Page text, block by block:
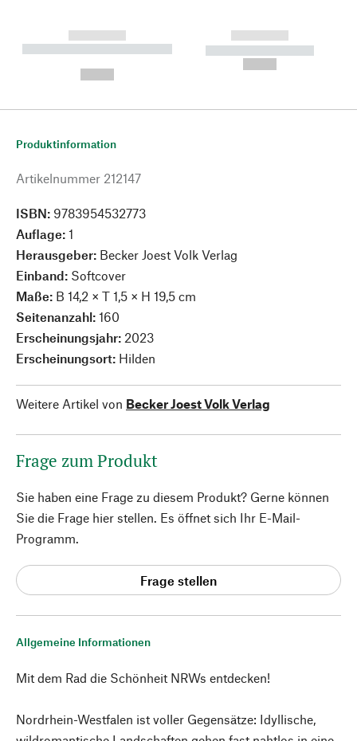
------------
----------- ----------- --------
------------
----------- -----------
Allgemeine Informationen
Mit dem Rad die Schönheit NRWs entdecken!
Nordrhein-Westfalen ist voller Gegensätze: Idyllische,
Produktinformation
Artikelnummer 212147
ISBN: 9783954532773
Auflage: 1
Herausgeber: Becker Joest Volk Verlag
Einband: Softcover
Maße: B 14,2 × T 1,5 × H 19,5 cm
Seitenanzahl: 160
Erscheinungsjahr: 2023
Erscheinungsort: Hilden
Weitere Artikel von Becker Joest Volk Verlag
Frage zum Produkt
Sie haben eine Frage zu diesem Produkt? Gerne können
Sie die Frage hier stellen. Es öffnet sich Ihr E-Mail-
Programm.
Frage stellen